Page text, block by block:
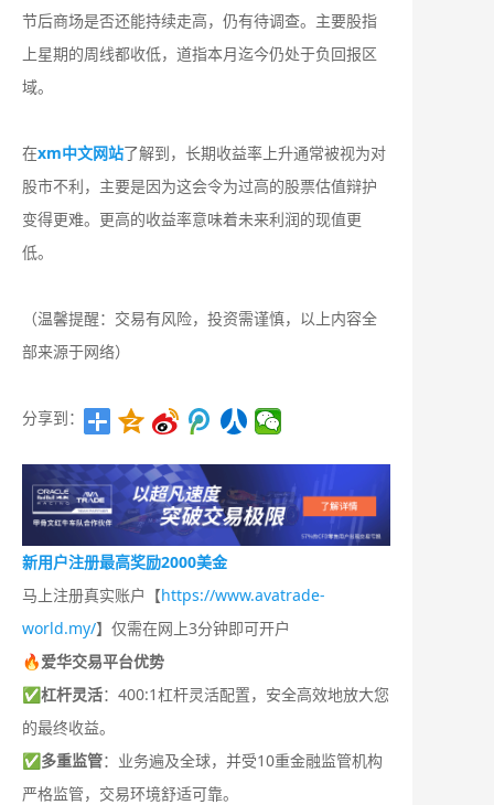
节后商场是否还能持续走高，仍有待调查。主要股指
上星期的周线都收低，道指本月迄今仍处于负回报区
域。
在xm中文网站了解到，长期收益率上升通常被视为对
股市不利，主要是因为这会令为过高的股票估值辩护
变得更难。更高的收益率意味着未来利润的现值更
低。
（温馨提醒：交易有风险，投资需谨慎，以上内容全
部来源于网络）
分享到：
新用户注册最高奖励2000美金
马上注册真实账户【https://www.avatrade-
world.my/】仅需在网上3分钟即可开户
🔥爱华交易平台优势
✅杠杆灵活：400:1杠杆灵活配置，安全高效地放大您
的最终收益。
✅多重监管：业务遍及全球，并受10重金融监管机构
严格监管，交易环境舒适可靠。